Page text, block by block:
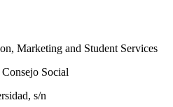
Marketing and Student Services
Social
s/n